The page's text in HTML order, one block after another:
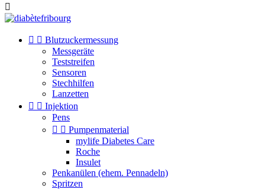

  Blutzuckermessung
Messgeräte
Teststreifen
Sensoren
Stechhilfen
Lanzetten
  Injektion
Pens
  Pumpenmaterial
mylife Diabetes Care
Roche
Insulet
Penkanülen (ehem. Pennadeln)
Spritzen